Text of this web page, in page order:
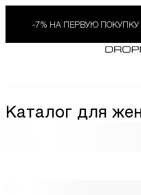
-7% НА ПЕРВУЮ
Каталог для